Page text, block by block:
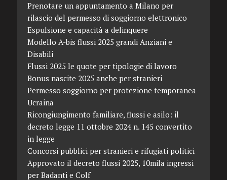
Prenotare un appuntamento a Milano per
rilascio del permesso di soggiorno elettronico
Espulsione e capacità a delinquere
Modello A-bis flussi 2025 grandi Anziani e
Disabili
Flussi 2025 le quote per tipologie di lavoro
Bonus nascite 2025 anche per stranieri
Permesso soggiorno per protezione temporanea
Ucraina
Ricongiungimento familiare, flussi e asilo: il
decreto legge 11 ottobre 2024 n. 145 convertito
in legge
Concorsi pubblici per stranieri e rifugiati politici
Approvato il decreto flussi 2025, 10mila ingressi
per Badanti e Colf